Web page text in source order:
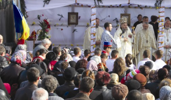
2024
2023
2022
2021